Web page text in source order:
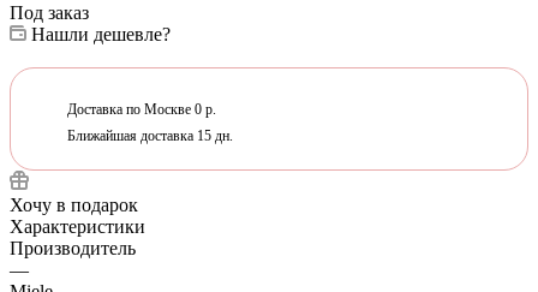
Под заказ
Нашли дешевле?
Доставка по Москве 0 р.
Ближайшая доставка 15 дн.
Хочу в подарок
Характеристики
Производитель
—